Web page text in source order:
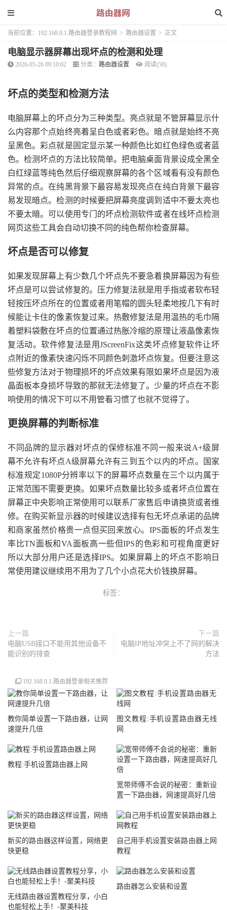
当前位置： 192.168.0.1.路由器登录教程网 > 路由器设置 > 正文
电脑显示器屏幕出现坏点的检测和处理
2026-05-26 09:10:02 分类： 路由器设置 阅读(50)
坏点的类型和检测方法
电脑屏幕上的坏点分为三种类型。亮点就是不管屏幕显示什
么内容那个点始终亮着呈白色或者彩色。暗点就是始终不亮
呈黑色。彩点就是固定显示某一种颜色比如红色绿色或者蓝
色。检测坏点的方法比较简单。把电脑桌面背景设成全黑全
白红绿蓝等纯色然后仔细观察屏幕的各个区域看有没有颜色
异常的点。在纯黑背景下最容易发现亮点在纯白背景下最容
易发现暗点。检测的时候要把屏幕亮度调到适中不要太亮也
不要太暗。可以使用专门的坏点检测软件或者在线坏点检测
网页这些工具会自动切换不同的纯色帮你检查屏幕。
坏点是否可以修复
如果发现屏幕上有少数几个坏点先不要急着换屏幕因为有些
坏点是可以尝试修复的。压力修复法就是用手指或者软布轻
轻按压坏点所在的位置或者用笔帽的圆头轻柔地按几下有时
候能让卡住的像素恢复过来。热敷修复法是用温热的毛巾隔
着塑料袋敷在坏点的位置通过热胀冷缩的原理让液晶像素恢
复活动。软件修复法是用JScreenFix这类坏点修复软件让坏
点附近的像素快速闪烁不同颜色刺激坏点恢复。但要注意这
些修复方法对于物理损坏的坏点效果有限如果坏点是因为液
晶面板本身损坏导致的那就无法修复了。少量的坏点在不影
响使用的情况下可以不用管看习惯了也就不觉得了。
更换屏幕的判断标准
不同品牌的显示器对坏点的保修标准不同一般来说A+级屏
幕不允许有坏点A级屏幕允许有三到五个以内的坏点。国家
标准规定1080P分辨率以下的屏幕坏点数量在三个以内属于
正常范围不需要更换。如果坏点数量比较多或者坏点位置在
屏幕正中央影响正常使用可以联系厂家售后申请换货或者维
修。在购买新显示器的时候建议选择有包无坏点承诺的品牌
和商家虽然价格贵一点但买回来放心。IPS面板的坏点发生
率比TN面板和VA面板高一些但IPS的色彩和可视角度更好
所以大部分用户还是选择IPS。如果屏幕上的坏点不影响日
常使用建议继续用不用为了几个小点花大价钱换屏幕。
标签：
上一篇
电脑USB接口不能用其他设备不
能识别的排查
下一篇
电脑IP地址冲突上不了网的解决
方法
192.168.0.1.路由器登录相关推荐
教你简单设置一下路由器，让网
速提升几倍
图文教程:手机设置路由器无线
网
教程:手机设置路由器上网
宽带师傅不会说的秘密：重新设
置一下路由器，网速提高好几倍
新买的路由器这样设置，网络更
快更稳
自己用手机设置安装路由器上网
教程
无线路由器设置教程分享，小白
也能轻松上手！-聚美科技
路由器怎么安装和设置